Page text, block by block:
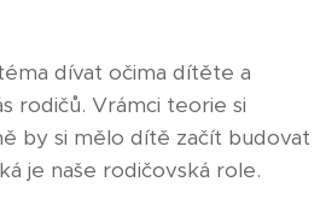
dívat očima dítěte a
rodičů. Vrámci teorie si
by si mělo dítě začít budovat
je naše rodičovská role.